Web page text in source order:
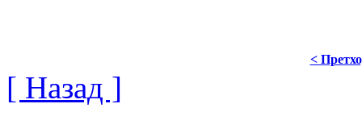
<
[ Назад ]